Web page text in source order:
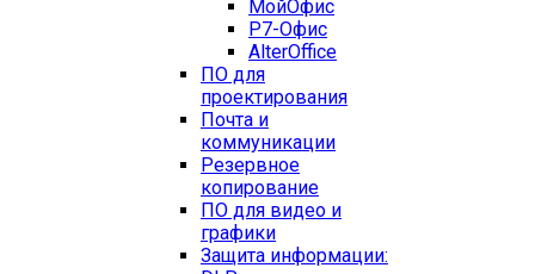
МойОфис
Р7-Офис
AlterOffice
ПО для
проектирования
Почта и
коммуникации
Резервное
копирование
ПО для видео и
графики
Защита информации: